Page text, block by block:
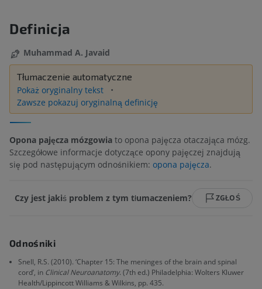
Definicja
Muhammad A. Javaid
Tłumaczenie automatyczne
Pokaż oryginalny tekst
Zawsze pokazuj oryginalną definicję
Opona pajęcza mózgowia to opona pajęcza otaczająca mózg.
Szczegółowe informacje dotyczące opony pajęczej znajdują
się pod następującym odnośnikiem: opona pajęcza.
Czy jest jakiś problem z tym tłumaczeniem? ZGŁOŚ
Odnośniki
Snell, R.S. (2010). ‘Chapter 15: The meninges of the brain and spinal
cord’, in Clinical Neuroanatomy. (7th ed.) Philadelphia: Wolters Kluwer
Health/Lippincott Williams & Wilkins, pp. 435.